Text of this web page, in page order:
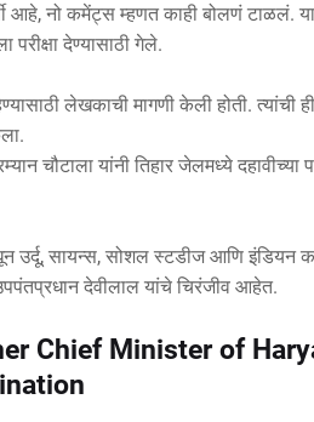
आहे, नो कमेंट्स म्हणत काही बोलणं टाळलं.
देण्यासाठी गेले.
लेखकाची मागणी केली होती. त्यांची
चौटाला यांनी तिहार जेलमध्ये दहावीच्या
सायन्स, सोशल स्टडीज आणि इंडियन
देवीलाल यांचे चिरंजीव आहेत.
Chief Minister of